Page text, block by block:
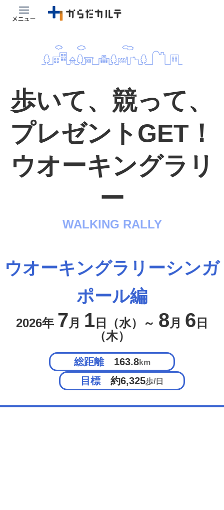
歩いて、競って、
プレゼントGET！
ウオーキングラリ
ー
WALKING RALLY
ウオーキングラリーシンガ
ポール編
2026年 7月 1 日（水）～ 8月 6 日
（木）
総距離 163.8km
目標 約6,325歩/日